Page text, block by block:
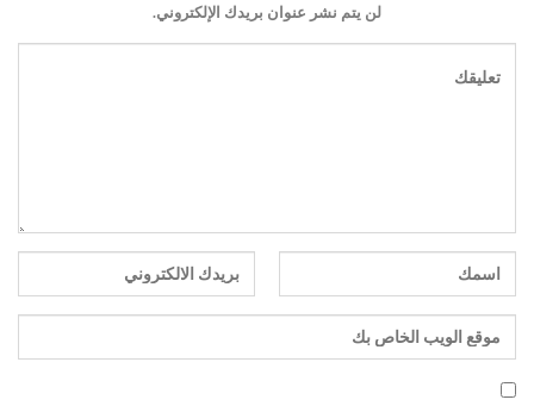
لن يتم نشر عنوان بريدك الإلكتروني.